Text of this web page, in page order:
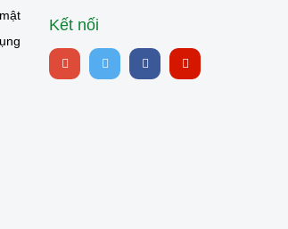
Kết nối